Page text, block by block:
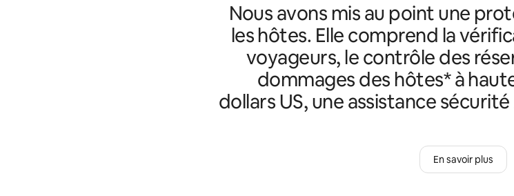
Nous avons mis au point une
les hôtes. Elle comprend la
voyageurs, le contrôle des
dommages des hôtes* à
dollars US, une assistance
En savoir plus